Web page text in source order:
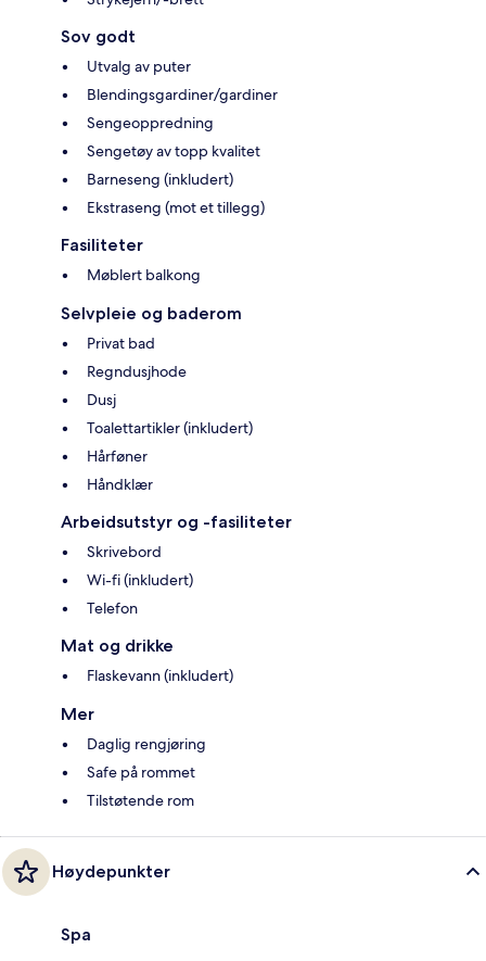
Sov godt
Utvalg av puter
Blendingsgardiner/gardiner
Sengeoppredning
Sengetøy av topp kvalitet
Barneseng (inkludert)
Ekstraseng (mot et tillegg)
Fasiliteter
Møblert balkong
Selvpleie og baderom
Privat bad
Regndusjhode
Dusj
Toalettartikler (inkludert)
Hårføner
Håndklær
Arbeidsutstyr og -fasiliteter
Skrivebord
Wi-fi (inkludert)
Telefon
Mat og drikke
Flaskevann (inkludert)
Mer
Daglig rengjøring
Safe på rommet
Tilstøtende rom
Høydepunkter
Spa